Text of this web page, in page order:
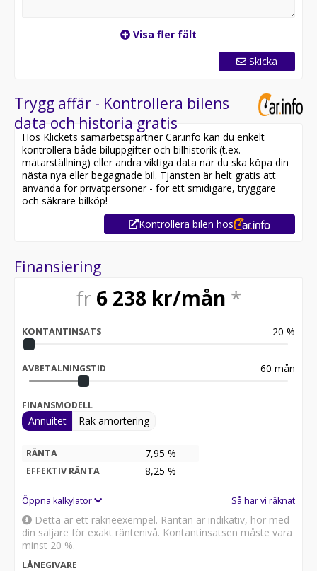
har kraftresurser när du behöver dem.
Säkerhetssystem och modern teknik skapar extra
trygghet och gör varje resa både enkel och säker.
stilren och ekonomisk SUV i toppklass. En bil som
verkligen måste ses och upplevas. Välkommen att
kontakta oss för mer information eller boka
provkörning.
Bilen är redo för omgående leverans.
Denna bil kan köpas med 6-36 mån garanti. Vi kan
erbjuda Prova på halv / helförsäkring i 6 månader
genom Länsförsäkringar & Folksam.
*Hos oss får du enkel och smidig finansiering för ditt
betalningsalternativ som passar din budget.
Visa fler fält
Skicka
Trygg affär - Kontrollera bilens
data och historia gratis
Hos Klickets samarbetspartner Car.info kan du enkelt
kontrollera både biluppgifter och bilhistorik (t.ex.
mätarställning) eller andra viktiga data när du ska köpa din
nästa nya eller begagnade bil. Tjänsten är helt gratis att
använda för privatpersoner - för ett smidigare, tryggare
och säkrare bilköp!
Kontrollera bilen hos
Finansiering
fr 6 238 kr/mån *
KONTANTINSATS 20 %
AVBETALNINGSTID 60 mån
FINANSMODELL
Annuitet Rak amortering
RÄNTA 7,95 %
EFFEKTIV RÄNTA 8,25 %
Öppna kalkylator Så har vi räknat
Detta är ett räkneexempel. Räntan är indikativ, hör med
din säljare för exakt räntenivå. Kontantinsatsen måste vara
minst 20 %.
LÅNEGIVARE